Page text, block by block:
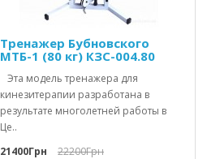
Тренажер Бубновского
МТБ-1 (80 кг) КЗС-004.80
Эта модель тренажера для
кинезитерапии разработана в
результате многолетней работы в
Це..
21400Грн
22200Грн